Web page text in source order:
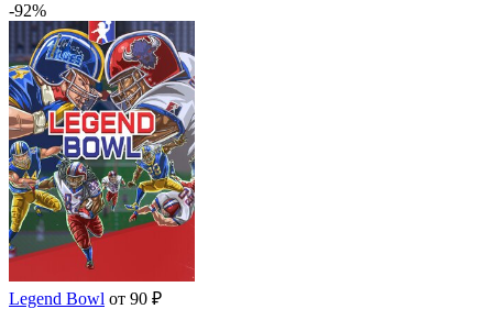
-92%
Legend Bowl от 90 ₽